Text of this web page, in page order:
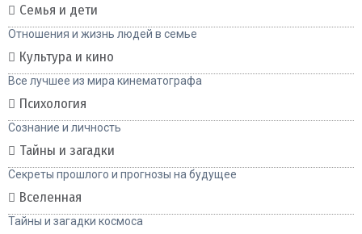
Семья и дети
Отношения и жизнь людей в семье
Культура и кино
Все лучшее из мира кинематографа
Психология
Сознание и личность
Тайны и загадки
Секреты прошлого и прогнозы на будущее
Вселенная
Тайны и загадки космоса